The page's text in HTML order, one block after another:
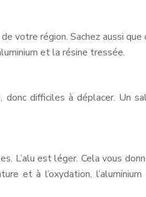
votre région. Sachez aussi que
et la résine tressée.
difficiles à déplacer. Un
L’alu est léger. Cela vous
et à l’oxydation,